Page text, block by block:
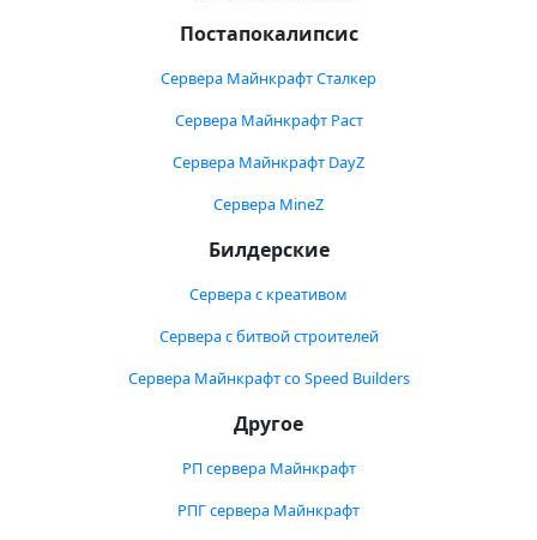
Постапокалипсис
Сервера Майнкрафт Сталкер
Сервера Майнкрафт Раст
Сервера Майнкрафт DayZ
Сервера MineZ
Билдерские
Сервера с креативом
Сервера с битвой строителей
Сервера Майнкрафт со Speed Builders
Другое
РП сервера Майнкрафт
РПГ сервера Майнкрафт